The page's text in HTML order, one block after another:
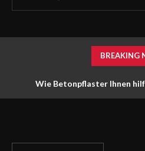
BREAKING
Wie Betonpflaster Ihnen